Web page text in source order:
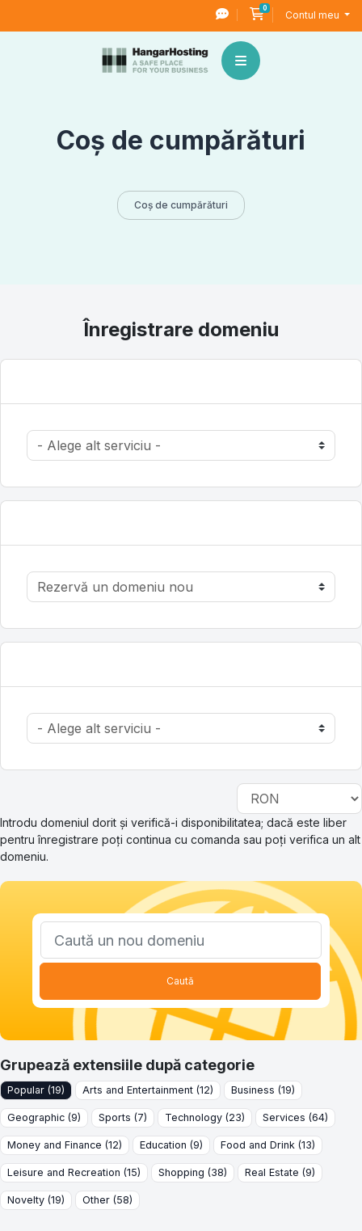
0Coș de cumpărături
Contul meu
Coș de cumpărături
Coș de cumpărături
Înregistrare domeniu
Introdu domeniul dorit și verifică-i disponibilitatea; dacă este liber
pentru înregistrare poți continua cu comanda sau poți verifica un alt
domeniu.
Caută
Grupează extensiile după categorie
Popular (19) Arts and Entertainment (12) Business (19)
Geographic (9) Sports (7) Technology (23) Services (64)
Money and Finance (12) Education (9) Food and Drink (13)
Leisure and Recreation (15) Shopping (38) Real Estate (9)
Novelty (19) Other (58)